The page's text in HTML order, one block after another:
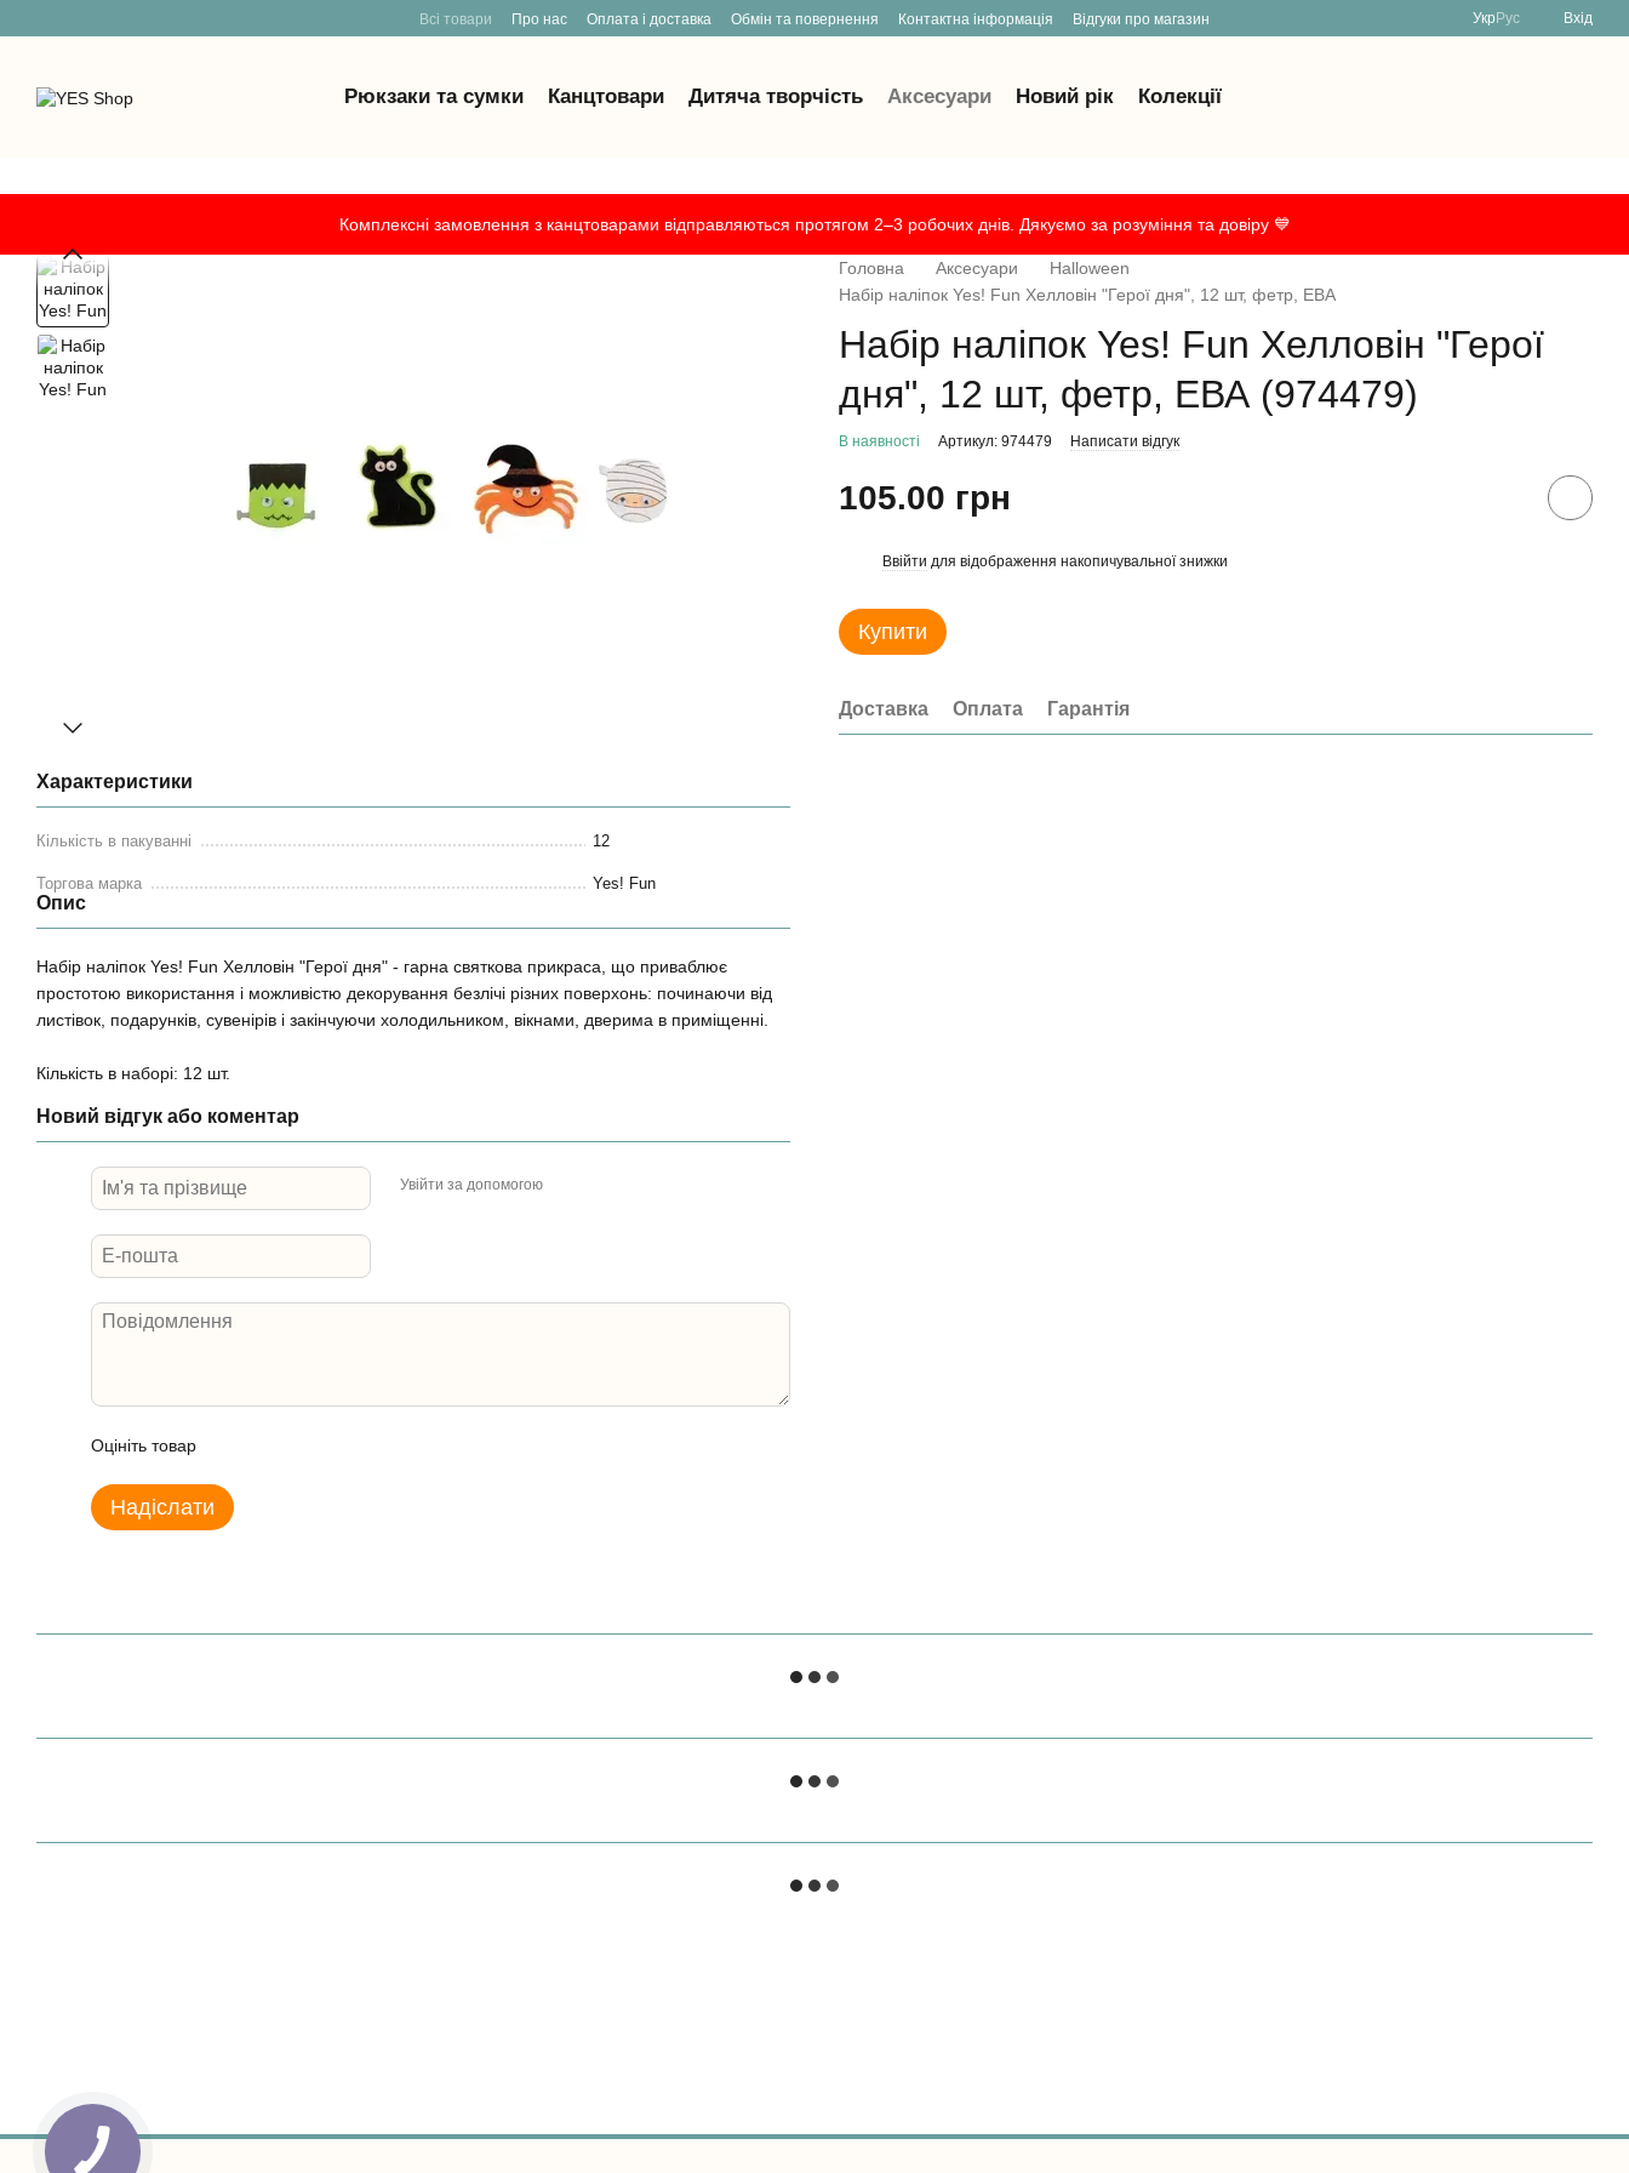
Комплексні замовлення з канцтоварами відправляються протягом 2–3 робочих днів. Дякуємо за розуміння та довіру 💙
Всі товари Про нас Оплата і доставка Обмін та повернення Контактна інформація Відгуки про магазин Укр Рус Вхід
Рюкзаки та сумки Канцтовари Дитяча творчість Аксесуари Новий рік Колекції
Характеристики
Кількість в пакуванні 12
Торгова марка Yes! Fun
Опис
Набір наліпок Yes! Fun Хелловін "Герої дня" - гарна святкова прикраса, що приваблює
простотою використання і можливістю декорування безлічі різних поверхонь: починаючи від
листівок, подарунків, сувенірів і закінчуючи холодильником, вікнами, дверима в приміщенні.
Кількість в наборі: 12 шт.
Новий відгук або коментар
Увійти за допомогою
Оцініть товар
Надіслати
Головна Аксесуари
Halloween
Набір наліпок Yes! Fun Хелловін "Герої дня", 12 шт, фетр, ЕВА
Набір наліпок Yes! Fun Хелловін "Герої
дня", 12 шт, фетр, ЕВА (974479)
В наявності Артикул: 974479 Написати відгук
105.00 грн
Ввійти для відображення накопичувальної знижки
Купити
Доставка Оплата Гарантія